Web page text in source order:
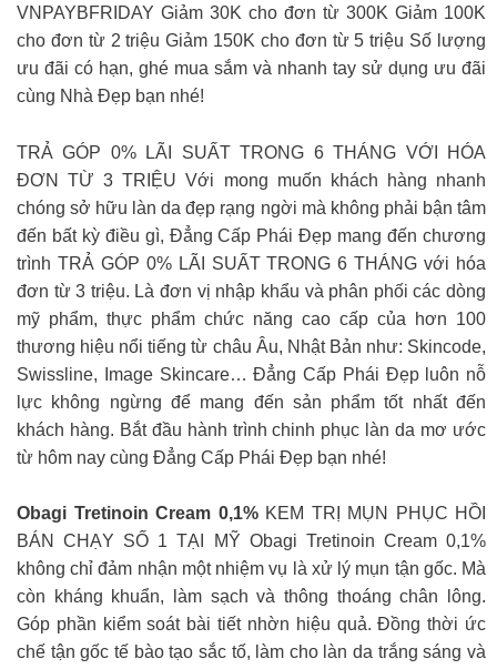
VNPAYBFRIDAY Giảm 30K cho đơn từ 300K Giảm 100K
cho đơn từ 2 triệu Giảm 150K cho đơn từ 5 triệu Số lượng
ưu đãi có hạn, ghé mua sắm và nhanh tay sử dụng ưu đãi
cùng Nhà Đẹp bạn nhé!
TRẢ GÓP 0% LÃI SUẤT TRONG 6 THÁNG VỚI HÓA
ĐƠN TỪ 3 TRIỆU Với mong muốn khách hàng nhanh
chóng sở hữu làn da đẹp rạng ngời mà không phải bận tâm
đến bất kỳ điều gì, Đẳng Cấp Phái Đẹp mang đến chương
trình TRẢ GÓP 0% LÃI SUẤT TRONG 6 THÁNG với hóa
đơn từ 3 triệu. Là đơn vị nhập khẩu và phân phối các dòng
mỹ phẩm, thực phẩm chức năng cao cấp của hơn 100
thương hiệu nổi tiếng từ châu Âu, Nhật Bản như: Skincode,
Swissline, Image Skincare… Đẳng Cấp Phái Đẹp luôn nỗ
lực không ngừng để mang đến sản phẩm tốt nhất đến
khách hàng. Bắt đầu hành trình chinh phục làn da mơ ước
từ hôm nay cùng Đẳng Cấp Phái Đẹp bạn nhé!
Obagi Tretinoin Cream 0,1%KEM TRỊ MỤN PHỤC HỒI
BÁN CHẠY SỐ 1 TẠI MỸ Obagi Tretinoin Cream 0,1%
không chỉ đảm nhận một nhiệm vụ là xử lý mụn tận gốc. Mà
còn kháng khuẩn, làm sạch và thông thoáng chân lông.
Góp phần kiểm soát bài tiết nhờn hiệu quả. Đồng thời ức
chế tận gốc tế bào tạo sắc tố, làm cho làn da trắng sáng và